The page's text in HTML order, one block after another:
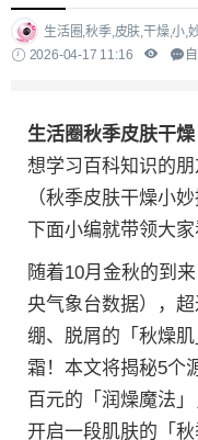
生活圈,秋季,皮肤,干燥,小,
2026-04-17 11:16
生活圈秋季皮肤干
想学习百科知识的
（秋季皮肤干燥小
下面小编就带领大家
随着10月金秋的到
央气象台数据），
绷、脱屑的「秋燥
霜！本文将揭秘5个
百元的「润燥魔法
开启一段肌肤的「秋